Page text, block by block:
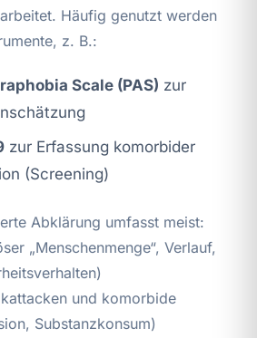
Häufig genutzt werden
z. B.:
Scale (PAS) zur
zur Erfassung komorbider
(Screening)
Abklärung umfasst meist:
„Menschenmenge“, Verlauf,
und komorbide
Substanzkonsum)